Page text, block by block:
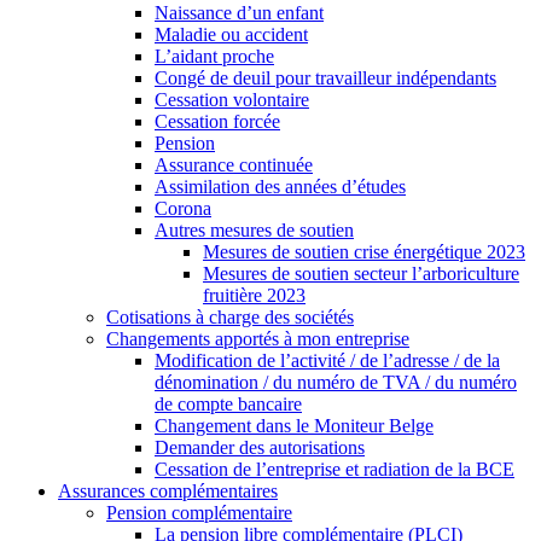
Naissance d’un enfant
Maladie ou accident
L’aidant proche
Congé de deuil pour travailleur indépendants
Cessation volontaire
Cessation forcée
Pension
Assurance continuée
Assimilation des années d’études
Corona
Autres mesures de soutien
Mesures de soutien crise énergétique 2023
Mesures de soutien secteur l’arboriculture
fruitière 2023
Cotisations à charge des sociétés
Changements apportés à mon entreprise
Modification de l’activité / de l’adresse / de la
dénomination / du numéro de TVA / du numéro
de compte bancaire
Changement dans le Moniteur Belge
Demander des autorisations
Cessation de l’entreprise et radiation de la BCE
Assurances complémentaires
Pension complémentaire
La pension libre complémentaire (PLCI)